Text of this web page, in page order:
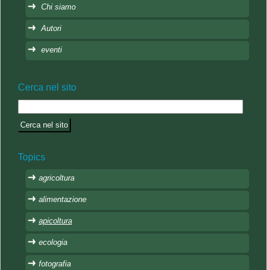
Chi siamo
Autori
eventi
Cerca nel sito
Topics
agricoltura
alimentazione
apicoltura
ecologia
fotografia